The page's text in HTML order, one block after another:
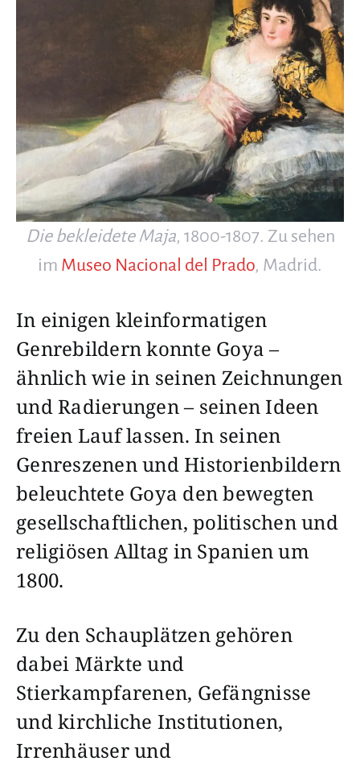
Die bekleidete Maja, 1800-1807. Zu sehen
im Museo Nacional del Prado, Madrid.
In einigen kleinformatigen
Genrebildern konnte Goya –
ähnlich wie in seinen Zeichnungen
und Radierungen – seinen Ideen
freien Lauf lassen. In seinen
Genreszenen und Historienbildern
beleuchtete Goya den bewegten
gesellschaftlichen, politischen und
religiösen Alltag in Spanien um
1800.
Zu den Schauplätzen gehören
dabei Märkte und
Stierkampfarenen, Gefängnisse
und kirchliche Institutionen,
Irrenhäuser und